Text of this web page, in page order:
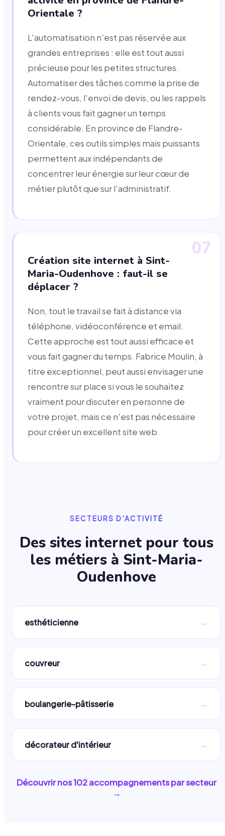
Orientale ?
L'automatisation n'est pas réservée aux
grandes entreprises : elle est tout aussi
précieuse pour les petites structures.
Automatiser des tâches comme la prise de
rendez-vous, l'envoi de devis, ou les rappels
à clients vous fait gagner un temps
considérable. En province de Flandre-
Orientale, ces outils simples mais puissants
permettent aux indépendants de
concentrer leur énergie sur leur cœur de
métier plutôt que sur l'administratif.
07
Création site internet à Sint-
Maria-Oudenhove : faut-il se
déplacer ?
Non, tout le travail se fait à distance via
téléphone, vidéoconférence et email.
Cette approche est tout aussi efficace et
vous fait gagner du temps. Fabrice Moulin, à
titre exceptionnel, peut aussi envisager une
rencontre sur place si vous le souhaitez
vraiment pour discuter en personne de
votre projet, mais ce n'est pas nécessaire
pour créer un excellent site web.
SECTEURS D'ACTIVITÉ
Des sites internet pour tous
les métiers à Sint-Maria-
Oudenhove
esthéticienne →
couvreur →
boulangerie-pâtisserie →
décorateur d'intérieur →
Découvrir nos102accompagnements par secteur
→